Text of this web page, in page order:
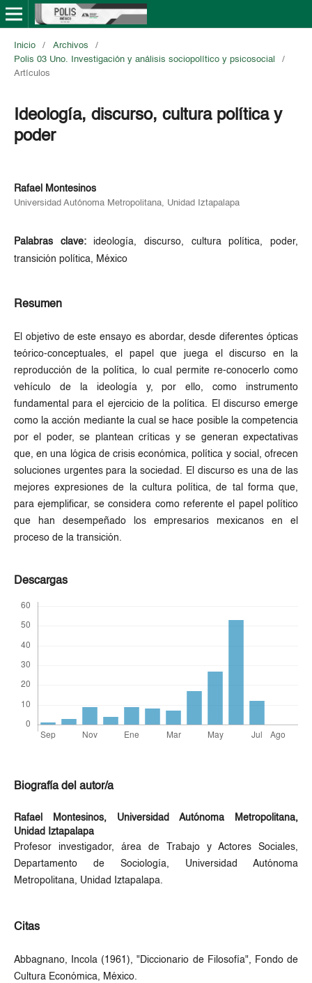
Inicio / Archivos
/
Polis 03 Uno. Investigación y análisis sociopolítico y psicosocial
/
Artículos
Ideología, discurso, cultura política y
poder
Rafael Montesinos
Universidad Autónoma Metropolitana, Unidad Iztapalapa
Palabras clave: ideología, discurso, cultura política, poder,
transición política, México
Resumen
El objetivo de este ensayo es abordar, desde diferentes ópticas
teórico-conceptuales, el papel que juega el discurso en la
reproducción de la política, lo cual permite re-conocerlo como
vehículo de la ideología y, por ello, como instrumento
fundamental para el ejercicio de la política. El discurso emerge
como la acción mediante la cual se hace posible la competencia
por el poder, se plantean críticas y se generan expectativas
que, en una lógica de crisis económica, política y social, ofrecen
soluciones urgentes para la sociedad. El discurso es una de las
mejores expresiones de la cultura política, de tal forma que,
para ejemplificar, se considera como referente el papel político
que han desempeñado los empresarios mexicanos en el
proceso de la transición.
Descargas
Biografía del autor/a
Rafael Montesinos, Universidad Autónoma Metropolitana,
Unidad Iztapalapa
Profesor investigador, área de Trabajo y Actores Sociales,
Departamento de Sociología, Universidad Autónoma
Metropolitana, Unidad Iztapalapa.
Citas
Abbagnano, Incola (1961), "Diccionario de Filosofía", Fondo de
Cultura Económica, México.